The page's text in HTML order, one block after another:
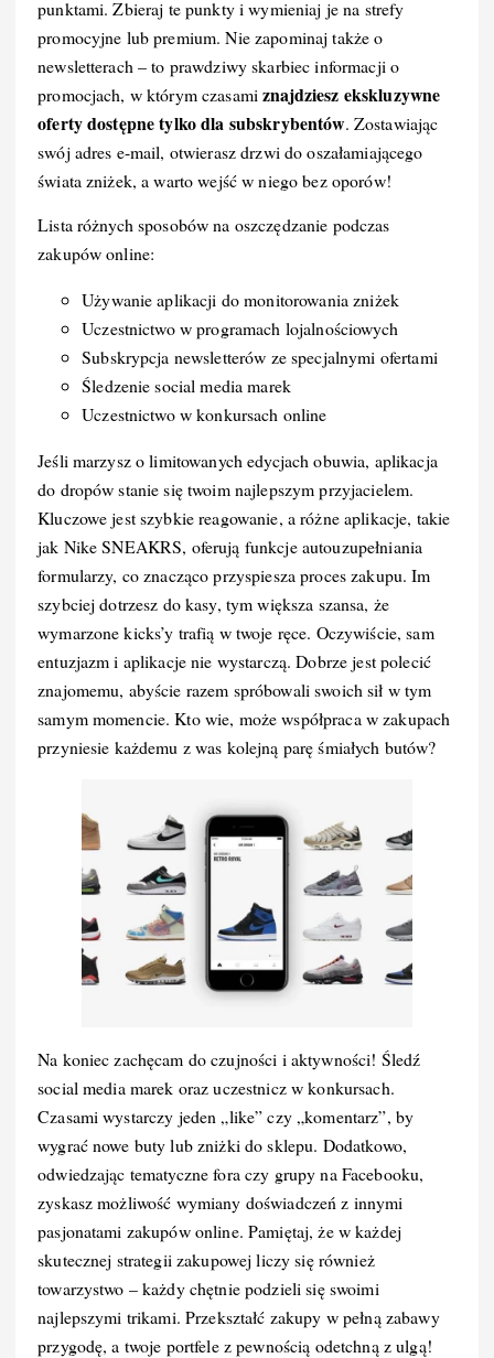
punktami. Zbieraj te punkty i wymieniaj je na strefy
promocyjne lub premium. Nie zapominaj także o
newsletterach – to prawdziwy skarbiec informacji o
promocjach, w którym czasamiznajdziesz ekskluzywne
oferty dostępne tylko dla subskrybentów. Zostawiając
swój adres e-mail, otwierasz drzwi do oszałamiającego
świata zniżek, a warto wejść w niego bez oporów!
Lista różnych sposobów na oszczędzanie podczas
zakupów online:
Używanie aplikacji do monitorowania zniżek
Uczestnictwo w programach lojalnościowych
Subskrypcja newsletterów ze specjalnymi ofertami
Śledzenie social media marek
Uczestnictwo w konkursach online
Jeśli marzysz o limitowanych edycjach obuwia, aplikacja
do dropów stanie się twoim najlepszym przyjacielem.
Kluczowe jest szybkie reagowanie, a różne aplikacje, takie
jak Nike SNEAKRS, oferują funkcje autouzupełniania
formularzy, co znacząco przyspiesza proces zakupu. Im
szybciej dotrzesz do kasy, tym większa szansa, że
wymarzone kicks’y trafią w twoje ręce. Oczywiście, sam
entuzjazm i aplikacje nie wystarczą. Dobrze jest polecić
znajomemu, abyście razem spróbowali swoich sił w tym
samym momencie. Kto wie, może współpraca w zakupach
przyniesie każdemu z was kolejną parę śmiałych butów?
Na koniec zachęcam do czujności i aktywności! Śledź
social media marek oraz uczestnicz w konkursach.
Czasami wystarczy jeden „like” czy „komentarz”, by
wygrać nowe buty lub zniżki do sklepu. Dodatkowo,
odwiedzając tematyczne fora czy grupy na Facebooku,
zyskasz możliwość wymiany doświadczeń z innymi
pasjonatami zakupów online. Pamiętaj, że w każdej
skutecznej strategii zakupowej liczy się również
towarzystwo – każdy chętnie podzieli się swoimi
najlepszymi trikami. Przekształć zakupy w pełną zabawy
przygodę, a twoje portfele z pewnością odetchną z ulgą!